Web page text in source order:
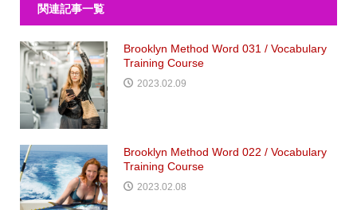
関連記事一覧
Brooklyn Method Word 031 / Vocabulary
Training Course
2023.02.09
Brooklyn Method Word 022 / Vocabulary
Training Course
2023.02.08